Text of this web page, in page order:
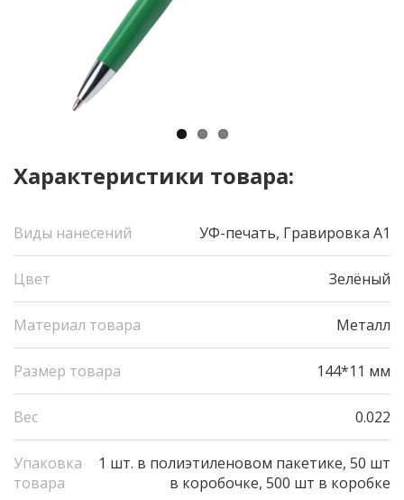
Характеристики товара:
Виды нанесений УФ-печать, Гравировка А1
Цвет Зелёный
Материал товара Металл
Размер товара 144*11 мм
Вес 0.022
Упаковка
товара
1 шт. в полиэтиленовом пакетике, 50 шт
в коробочке, 500 шт в коробке